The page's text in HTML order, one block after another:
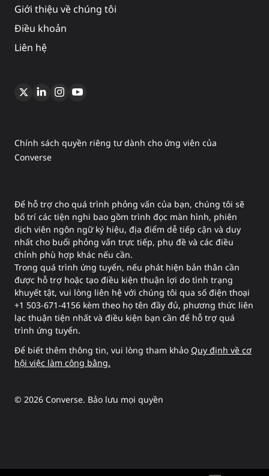
Giới thiệu về chúng tôi
Điều khoản
Liên hệ
Chính sách quyền riêng tư dành cho ứng viên của
Converse
Để hỗ trợ cho quá trình phỏng vấn của bạn, chúng tôi sẽ
bố trí các tiện nghi bao gồm trình đọc màn hình, phiên
dịch viên ngôn ngữ ký hiệu, địa điểm dễ tiếp cận và duy
nhất cho buổi phỏng vấn trực tiếp, phụ đề và các điều
chỉnh phù hợp khác nếu cần.
Trong quá trình ứng tuyển, nếu phát hiện bản thân cần
được hỗ trợ hoặc tạo điều kiện thuận lợi do tình trạng
khuyết tật, vui lòng liên hệ với chúng tôi qua số điện thoại
+1 503-671-4156 kèm theo họ tên đầy đủ, phương thức liên
lạc thuận tiện nhất và điều kiện bạn cần để hỗ trợ quá
trình ứng tuyển.
Để biết thêm thông tin, vui lòng tham khảo Quy định về cơ
hội việc làm công bằng.
© 2026 Converse. Bảo lưu mọi quyền